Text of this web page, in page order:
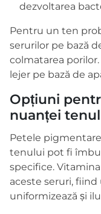
dezvoltarea
Pentru un ten
serurilor pe bază
colmatarea
lejer pe bază de
Opțiuni
nuanței
Petele
tenului pot fi
specifice.
aceste seruri,
uniformizează și